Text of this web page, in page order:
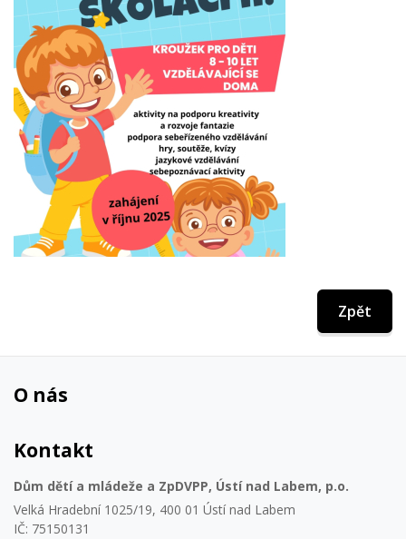
Zpět
O nás
Kontakt
Dům dětí a mládeže a ZpDVPP, Ústí nad Labem, p.o.
Velká Hradební 1025/19, 400 01 Ústí nad Labem
IČ: 75150131